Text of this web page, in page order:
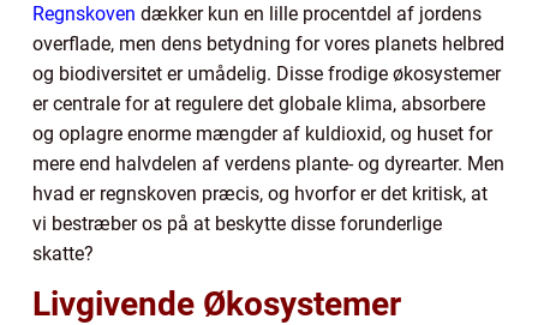
Regnskoven dækker kun en lille procentdel af jordens
overflade, men dens betydning for vores planets helbred
og biodiversitet er umådelig. Disse frodige økosystemer
er centrale for at regulere det globale klima, absorbere
og oplagre enorme mængder af kuldioxid, og huset for
mere end halvdelen af verdens plante- og dyrearter. Men
hvad er regnskoven præcis, og hvorfor er det kritisk, at
vi bestræber os på at beskytte disse forunderlige
skatte?
Livgivende Økosystemer